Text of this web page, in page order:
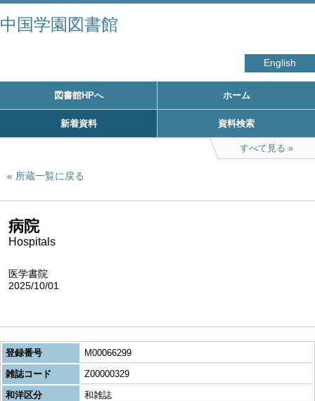
中国学園図書館
English
図書館HPへ ホーム
新着資料 資料検索
すべて見る
所蔵一覧に戻る
病院
Hospitals
医学書院
2025/10/01
登録番号
M00066299
雑誌コード
Z00000329
和洋区分
和雑誌